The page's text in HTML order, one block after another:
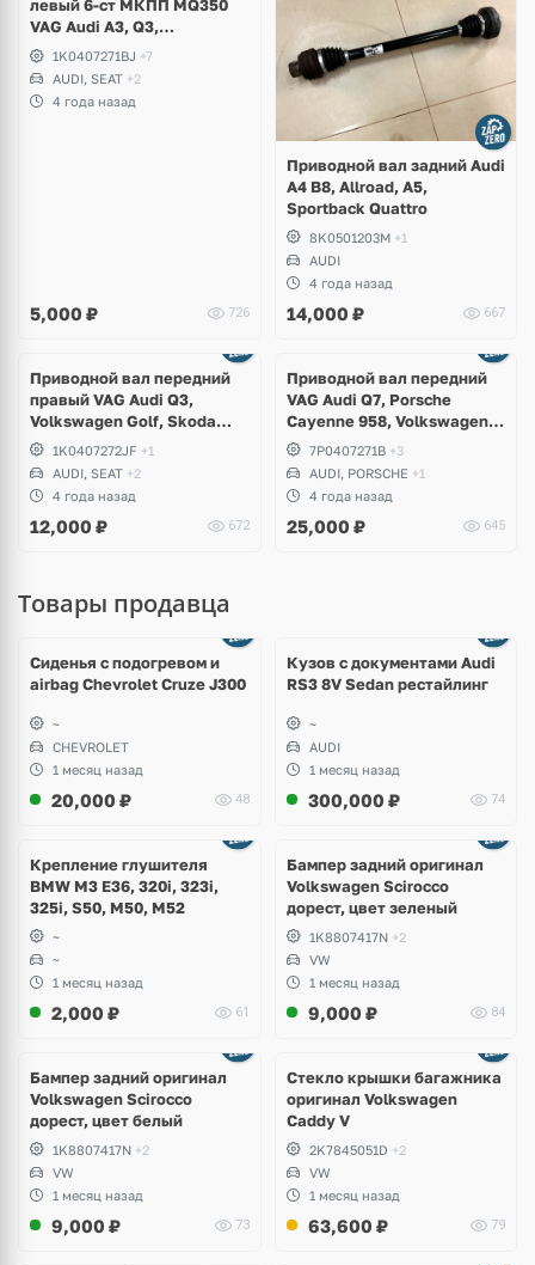
левый 6-ст МКПП MQ350
VAG Audi A3, Q3,
Volkswagen Golf V, VI, Jetta,
Scirocco, Passat, Touran,
Skoda Octavia A5, Superb,
Seat Altea, Leon
1K0407271BJ +7
AUDI, SEAT +2
4 года назад
5,000 ₽ 726
Приводной вал задний Audi
A4 B8, Allroad, A5,
Sportback Quattro
8K0501203M +1
AUDI
4 года назад
14,000 ₽ 667
Приводной вал передний
правый VAG Audi Q3,
Volkswagen Golf, Skoda
Yeti, Seat Altea
1K0407272JF +1
AUDI, SEAT +2
4 года назад
12,000 ₽ 672
Приводной вал передний
VAG Audi Q7, Porsche
Cayenne 958, Volkswagen
Touareg 2 NF
7P0407271B +3
AUDI, PORSCHE +1
4 года назад
25,000 ₽ 645
Товары продавца
Сиденья с подогревом и
airbag Chevrolet Cruze J300
~
CHEVROLET
1 месяц назад
20,000 ₽ 48
Кузов с документами Audi
RS3 8V Sedan рестайлинг
~
AUDI
1 месяц назад
300,000 ₽ 74
Крепление глушителя
BMW M3 E36, 320i, 323i,
325i, S50, M50, M52
~
~
1 месяц назад
2,000 ₽ 61
Бампер задний оригинал
Volkswagen Scirocco
дорест, цвет зеленый
1K8807417N +2
VW
1 месяц назад
9,000 ₽ 84
Бампер задний оригинал
Volkswagen Scirocco
дорест, цвет белый
1K8807417N +2
VW
1 месяц назад
9,000 ₽ 73
Стекло крышки багажника
оригинал Volkswagen
Caddy V
2K7845051D +2
VW
1 месяц назад
63,600 ₽ 79